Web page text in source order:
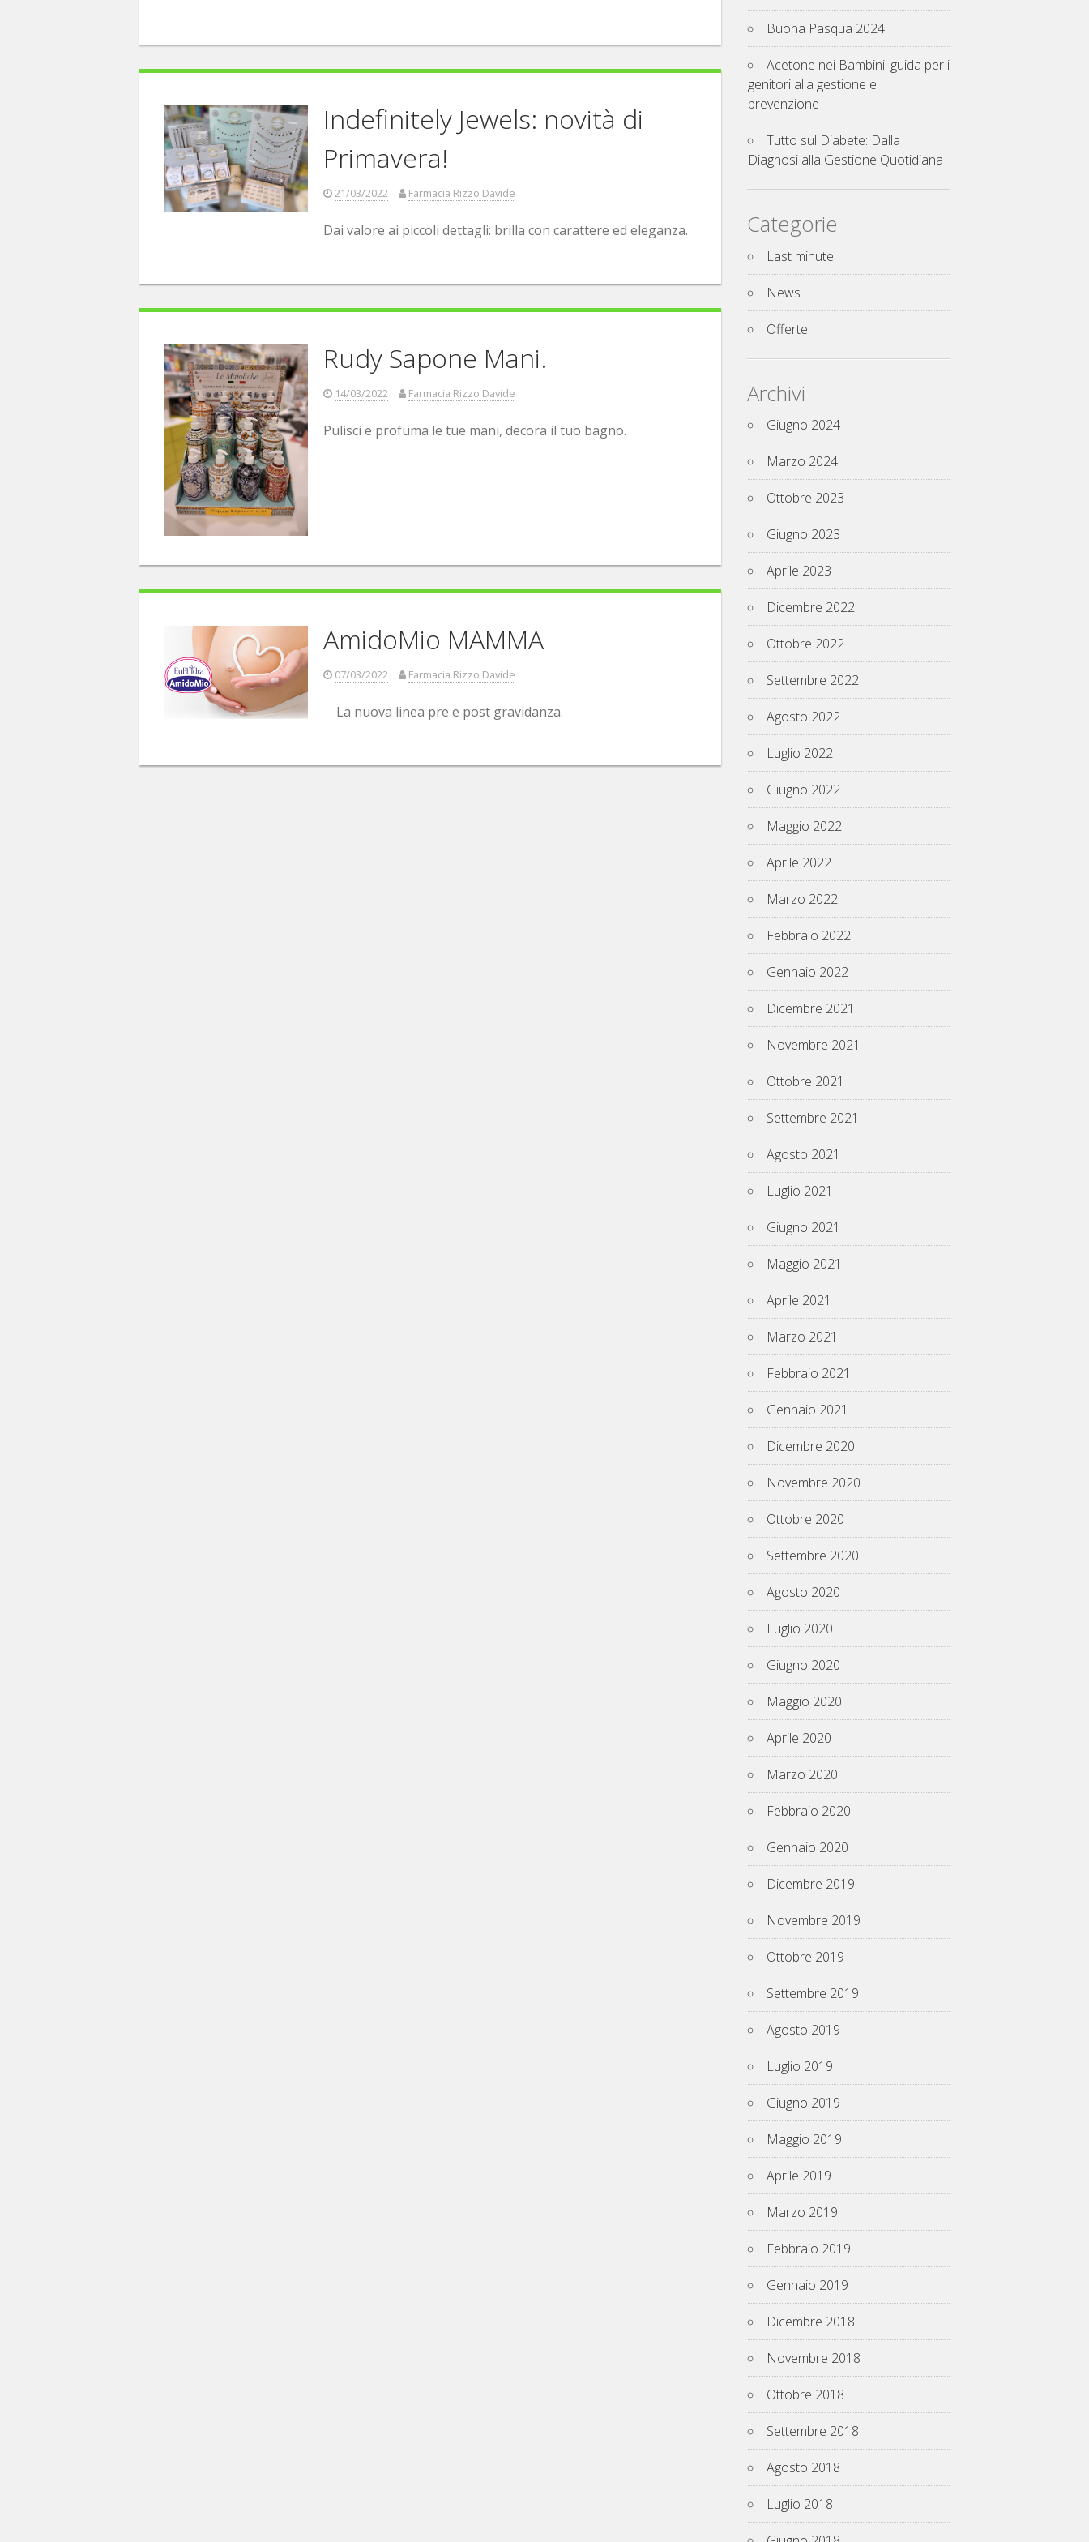
Indefinitely Jewels: novità di
Primavera!
21/03/2022 Farmacia Rizzo Davide
Dai valore ai piccoli dettagli: brilla con carattere ed eleganza.
Rudy Sapone Mani.
14/03/2022 Farmacia Rizzo Davide
Pulisci e profuma le tue mani, decora il tuo bagno.
AmidoMio MAMMA
07/03/2022 Farmacia Rizzo Davide
La nuova linea pre e post gravidanza.
Buona Pasqua 2024
Acetone nei Bambini: guida per i
genitori alla gestione e
prevenzione
Tutto sul Diabete: Dalla
Diagnosi alla Gestione Quotidiana
Categorie
Last minute
News
Offerte
Archivi
Giugno 2024
Marzo 2024
Ottobre 2023
Giugno 2023
Aprile 2023
Dicembre 2022
Ottobre 2022
Settembre 2022
Agosto 2022
Luglio 2022
Giugno 2022
Maggio 2022
Aprile 2022
Marzo 2022
Febbraio 2022
Gennaio 2022
Dicembre 2021
Novembre 2021
Ottobre 2021
Settembre 2021
Agosto 2021
Luglio 2021
Giugno 2021
Maggio 2021
Aprile 2021
Marzo 2021
Febbraio 2021
Gennaio 2021
Dicembre 2020
Novembre 2020
Ottobre 2020
Settembre 2020
Agosto 2020
Luglio 2020
Giugno 2020
Maggio 2020
Aprile 2020
Marzo 2020
Febbraio 2020
Gennaio 2020
Dicembre 2019
Novembre 2019
Ottobre 2019
Settembre 2019
Agosto 2019
Luglio 2019
Giugno 2019
Maggio 2019
Aprile 2019
Marzo 2019
Febbraio 2019
Gennaio 2019
Dicembre 2018
Novembre 2018
Ottobre 2018
Settembre 2018
Agosto 2018
Luglio 2018